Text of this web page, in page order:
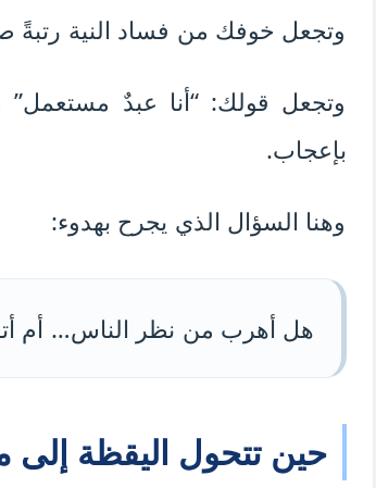
وتجعل خوفك من فساد النية رتبةً
وتجعل قولك: “أنا عبدٌ
بإعجاب.
وهنا السؤال الذي يجرح بهدوء:
هل أهرب من نظر الناس… أم
حين تتحول اليقظة إلى